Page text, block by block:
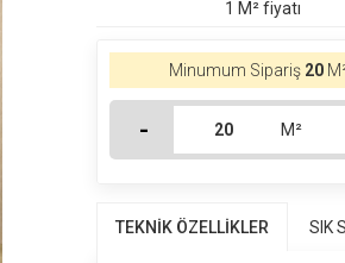
1 M² fiyatı
Minumum Sipariş 20
- M²
TEKNİK ÖZELLİKLER SIK